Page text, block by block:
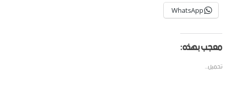
WhatsApp
معجب بهذه:
تحميل...